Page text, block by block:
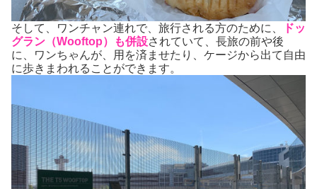
そして、ワンチャン連れで、旅行される方のために、
ドッ
グラン（Wooftop）も併設されていて、長旅の前や後
に、ワンちゃんが、用を済ませたり、ケージから出て自由
に歩きまわれることができます。